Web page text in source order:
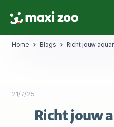
Home Blogs Richt jouw
21/7/25
Richt jouw